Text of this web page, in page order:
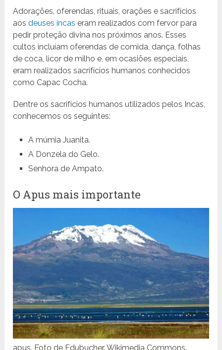
Adorações, oferendas, rituais, orações e sacrifícios
aosdeuses incas eram realizados com fervor para
pedir proteção divina nos próximos anos. Esses
cultos incluíam oferendas de comida, dança, folhas
de coca, licor de milho e, em ocasiões especiais,
eram realizados sacrifícios humanos conhecidos
como Capac Cocha.
Dentre os sacrifícios humanos utilizados pelos Incas,
conhecemos os seguintes:
A múmia Juanita.
A Donzela do Gelo.
Senhora de Ampato.
O Apus mais importante
apus. Foto de Edubucher. Wikimedia Commons.